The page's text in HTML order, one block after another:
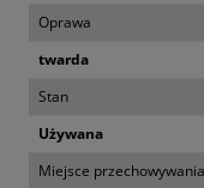
Oprawa
twarda
Stan
Używana
Miejsce przechowywania